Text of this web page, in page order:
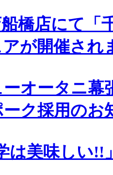
橋店にて「
が開催され
オータニ幕
ーク採用のお
は美味しい!!